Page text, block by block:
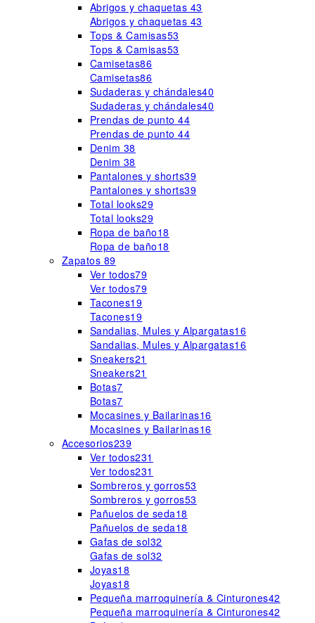
Abrigos y chaquetas 43
Abrigos y chaquetas 43
Tops & Camisas53
Tops & Camisas53
Camisetas86
Camisetas86
Sudaderas y chándales40
Sudaderas y chándales40
Prendas de punto44
Prendas de punto44
Denim 38
Denim 38
Pantalones y shorts39
Pantalones y shorts39
Total looks29
Total looks29
Ropa de baño18
Ropa de baño18
Zapatos 89
Ver todos79
Ver todos79
Tacones19
Tacones19
Sandalias, Mules y Alpargatas16
Sandalias, Mules y Alpargatas16
Sneakers21
Sneakers21
Botas7
Botas7
Mocasines y Bailarinas16
Mocasines y Bailarinas16
Accesorios239
Ver todos231
Ver todos231
Sombreros y gorros53
Sombreros y gorros53
Pañuelos de seda18
Pañuelos de seda18
Gafas de sol32
Gafas de sol32
Joyas18
Joyas18
Pequeña marroquinería & Cinturones42
Pequeña marroquinería & Cinturones42